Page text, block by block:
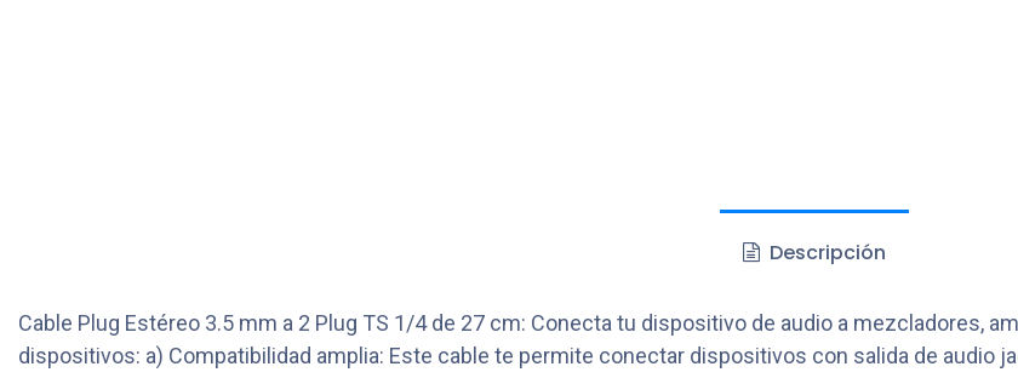
Descripción
Cable Plug Estéreo 3.5 mm a 2 Plug TS 1/4 de 27 cm: Conecta tu dispositivo de audio a mezcladores,
dispositivos: a) Compatibilidad amplia: Este cable te permite conectar dispositivos con salida de audio